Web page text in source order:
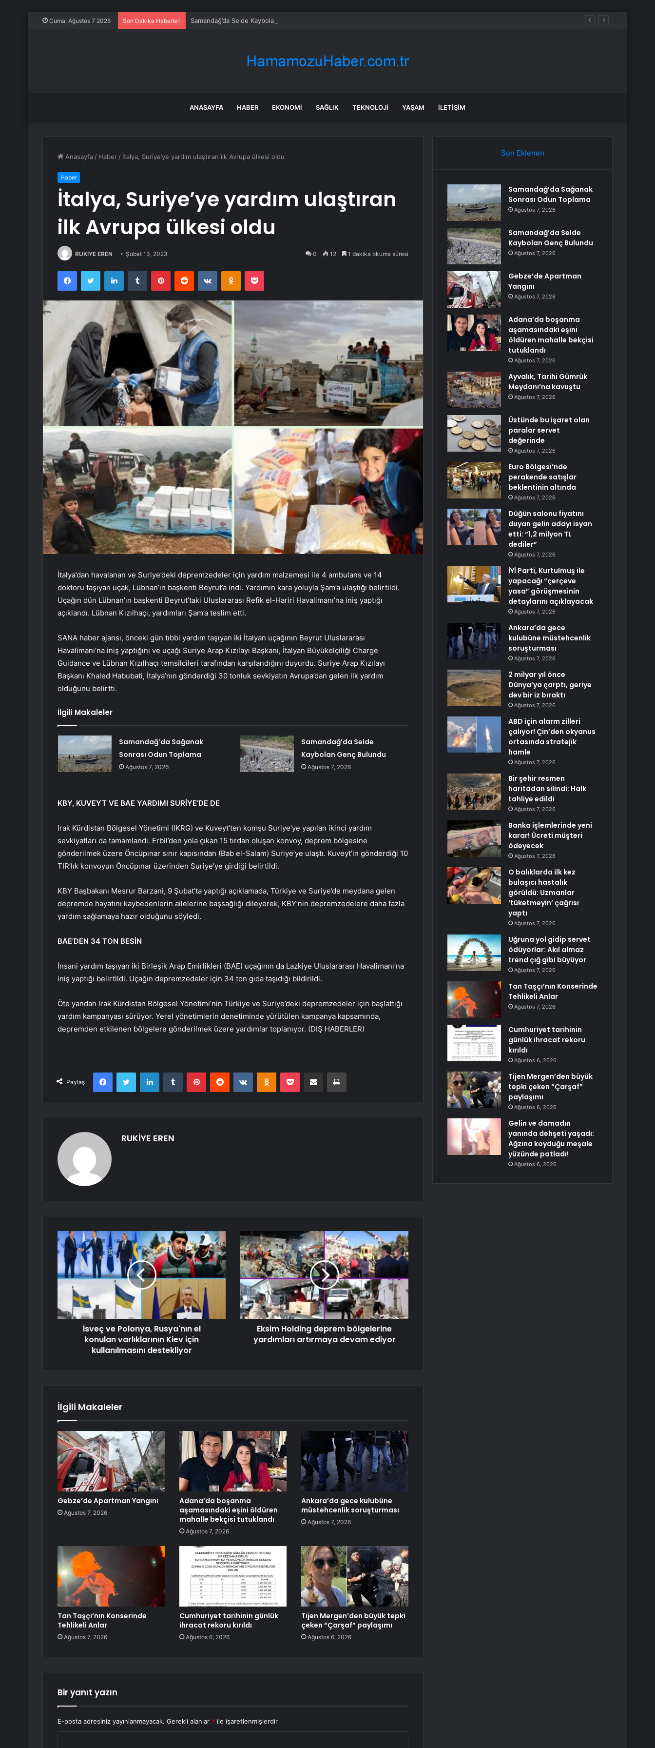
Cuma, Ağustos 7 2026 Son Dakika Haberleri Samandağ’da Selde Kaybolan Genç Bulundu
ANASAYFA HABER EKONOMI SAĞLIK TEKNOLOJI YAŞAM İLETIŞIM
Anasayfa / Haber / İtalya, Suriye’ye yardım ulaştıran ilk Avrupa ülkesi oldu
Haber
İtalya, Suriye’ye yardım ulaştıran
ilk Avrupa ülkesi oldu
RUKİYE EREN Şubat 13, 2023 0 12 1 dakika okuma süresi
FacebookTwitter LinkedInTumblr PinterestReddit VKontakteOdnoklassniki
Pocket
İtalya’dan havalanan ve Suriye’deki depremzedeler için yardım malzemesi ile 4 ambulans ve 14
doktoru taşıyan uçak, Lübnan’ın başkenti Beyrut’a indi. Yardımın kara yoluyla Şam’a ulaştığı belirtildi.
Uçağın dün Lübnan’ın başkenti Beyrut’taki Uluslararası Refik el-Hariri Havalimanı’na iniş yaptığı
açıklandı. Lübnan Kızılhaçı, yardımları Şam’a teslim etti.
SANA haber ajansı, önceki gün tıbbi yardım taşıyan iki İtalyan uçağının Beyrut Uluslararası
Havalimanı’na iniş yaptığını ve uçağı Suriye Arap Kızılayı Başkanı, İtalyan Büyükelçiliği Charge
Guidance ve Lübnan Kızılhaçı temsilcileri tarafından karşılandığını duyurdu. Suriye Arap Kızılayı
Başkanı Khaled Habubati, İtalya’nın gönderdiği 30 tonluk sevkiyatın Avrupa’dan gelen ilk yardım
olduğunu belirtti.
İlgili Makaleler
Samandağ’da Sağanak
Sonrası Odun Toplama
Ağustos 7, 2026
Samandağ’da Selde
Kaybolan Genç Bulundu
Ağustos 7, 2026
KBY, KUVEYT VE BAE YARDIMI SURİYE’DE DE
Irak Kürdistan Bölgesel Yönetimi (IKRG) ve Kuveyt’ten komşu Suriye’ye yapılan ikinci yardım
sevkiyatları da tamamlandı. Erbil’den yola çıkan 15 tırdan oluşan konvoy, deprem bölgesine
gönderilmek üzere Öncüpınar sınır kapısından (Bab el-Salam) Suriye’ye ulaştı. Kuveyt’in gönderdiği 10
TIR’lık konvoyun Öncüpınar üzerinden Suriye’ye girdiği belirtildi.
KBY Başbakanı Mesrur ​​Barzani, 9 Şubat’ta yaptığı açıklamada, Türkiye ve Suriye’de meydana gelen
depremde hayatını kaybedenlerin ailelerine başsağlığı dileyerek, KBY’nin depremzedelere daha fazla
yardım sağlamaya hazır olduğunu söyledi.
BAE’DEN 34 TON BESİN
İnsani yardım taşıyan iki Birleşik Arap Emirlikleri (BAE) uçağının da Lazkiye Uluslararası Havalimanı’na
iniş yaptığı belirtildi. Uçağın depremzedeler için 34 ton gıda taşıdığı bildirildi.
Öte yandan Irak Kürdistan Bölgesel Yönetimi’nin Türkiye ve Suriye’deki depremzedeler için başlattığı
yardım kampanyası sürüyor. Yerel yönetimlerin denetiminde yürütülen kampanya kapsamında,
depremden etkilenen bölgelere gönderilmek üzere yardımlar toplanıyor. (DIŞ HABERLER)
Paylaş
FacebookTwitter LinkedInTumblr PinterestReddit VKontakteOdnoklassniki
Pocket E-Posta ile paylaş Yazdır
RUKİYE EREN
İsveç ve Polonya, Rusya'nın el
konulan varlıklarının Kiev için
kullanılmasını destekliyor
Eksim Holding deprem bölgelerine
yardımları artırmaya devam ediyor
İlgili Makaleler
Gebze’de Apartman Yangını
Ağustos 7, 2026
Adana’da boşanma
aşamasındaki eşini öldüren
mahalle bekçisi tutuklandı
Ağustos 7, 2026
Ankara’da gece kulubüne
müstehcenlik soruşturması
Ağustos 7, 2026
Tan Taşçı’nın Konserinde
Tehlikeli Anlar
Ağustos 7, 2026
Cumhuriyet tarihinin günlük
ihracat rekoru kırıldı
Ağustos 6, 2026
Tijen Mergen’den büyük tepki
çeken “Çarşaf” paylaşımı
Ağustos 6, 2026
Bir yanıt yazın
E-posta adresiniz yayınlanmayacak. Gerekli alanlar * ile işaretlenmişlerdir
Son Eklenen
Samandağ’da Sağanak
Sonrası Odun Toplama
Ağustos 7, 2026
Samandağ’da Selde
Kaybolan Genç Bulundu
Ağustos 7, 2026
Gebze’de Apartman
Yangını
Ağustos 7, 2026
Adana’da boşanma
aşamasındaki eşini
öldüren mahalle bekçisi
tutuklandı
Ağustos 7, 2026
Ayvalık, Tarihi Gümrük
Meydanı’na kavuştu
Ağustos 7, 2026
Üstünde bu işaret olan
paralar servet
değerinde
Ağustos 7, 2026
Euro Bölgesi’nde
perakende satışlar
beklentinin altında
Ağustos 7, 2026
Düğün salonu fiyatını
duyan gelin adayı isyan
etti: “1,2 milyon TL
dediler”
Ağustos 7, 2026
İYİ Parti, Kurtulmuş ile
yapacağı “çerçeve
yasa” görüşmesinin
detaylarını açıklayacak
Ağustos 7, 2026
Ankara’da gece
kulubüne müstehcenlik
soruşturması
Ağustos 7, 2026
2 milyar yıl önce
Dünya’ya çarptı, geriye
dev bir iz bıraktı
Ağustos 7, 2026
ABD için alarm zilleri
çalıyor! Çin’den okyanus
ortasında stratejik
hamle
Ağustos 7, 2026
Bir şehir resmen
haritadan silindi: Halk
tahliye edildi
Ağustos 7, 2026
Banka işlemlerinde yeni
karar! Ücreti müşteri
ödeyecek
Ağustos 7, 2026
O balıklarda ilk kez
bulaşıcı hastalık
görüldü: Uzmanlar
‘tüketmeyin’ çağrısı
yaptı
Ağustos 7, 2026
Uğruna yol gidip servet
ödüyorlar: Akıl almaz
trend çığ gibi büyüyor
Ağustos 7, 2026
Tan Taşçı’nın Konserinde
Tehlikeli Anlar
Ağustos 7, 2026
Cumhuriyet tarihinin
günlük ihracat rekoru
kırıldı
Ağustos 6, 2026
Tijen Mergen’den büyük
tepki çeken “Çarşaf”
paylaşımı
Ağustos 6, 2026
Gelin ve damadın
yanında dehşeti yaşadı:
Ağzına koyduğu meşale
yüzünde patladı!
Ağustos 6, 2026